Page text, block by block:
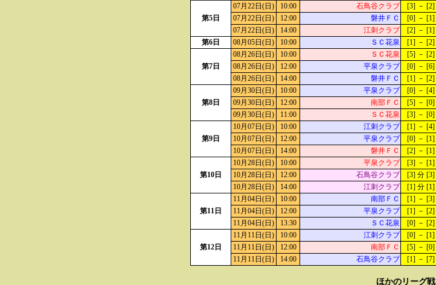
第5日
07月22日(日) 10:00 石鳥谷クラブ [3] － [2]
07月22日(日)
12:00 磐井ＦＣ [0] － [1]
07月22日(日)
14:00 江刺クラブ [2] － [1]
第6日
08月05日(日) 10:00 ＳＣ花泉 [1] － [2]
第7日
08月26日(日) 10:00 ＳＣ花泉 [5] － [2]
08月26日(日)
12:00 平泉クラブ [0] － [6]
08月26日(日)
14:00 磐井ＦＣ [1] － [2]
第8日
09月30日(日) 10:00 平泉クラブ [0] － [4]
09月30日(日)
12:00 南部ＦＣ [5] － [0]
09月30日(日)
11:00 ＳＣ花泉 [3] － [0]
第9日
10月07日(日) 10:00 江刺クラブ [1] － [4]
10月07日(日)
12:00 平泉クラブ [0] － [1]
10月07日(日)
14:00 磐井ＦＣ [2] － [1]
第10日
10月28日(日) 10:00 平泉クラブ [3] － [1]
10月28日(日)
12:00 石鳥谷クラブ [3] 分 [3]
10月28日(日)
14:00 江刺クラブ [1] 分 [1]
第11日
11月04日(日) 10:00 南部ＦＣ [1] － [3]
11月04日(日)
12:00 平泉クラブ [1] － [2]
11月04日(日)
13:30 ＳＣ花泉 [0] － [2]
第12日
11月11日(日) 10:00 江刺クラブ [0] － [1]
11月11日(日)
12:00 南部ＦＣ [5] － [0]
11月11日(日)
14:00 石鳥谷クラブ [1] － [7]
ほかのリーグ戦